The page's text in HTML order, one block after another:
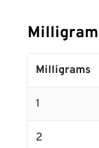
Milligrams
1
2